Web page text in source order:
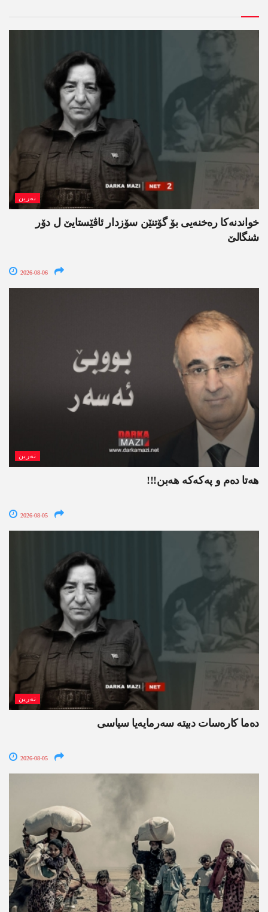
نەرین
خواندنه‌كا رەخنەیی بۆ گۆتنێن سۆزدار ئاڤێستایێ ل دۆر
شنگالێ
2026-08-06
نەرین
ھەتا دەم و پەکەکە ھەبن!!!
2026-08-05
نەرین
ده‌ما کاره‌سات دبیتە سه‌رمایه‌یا سیاسی
2026-08-05